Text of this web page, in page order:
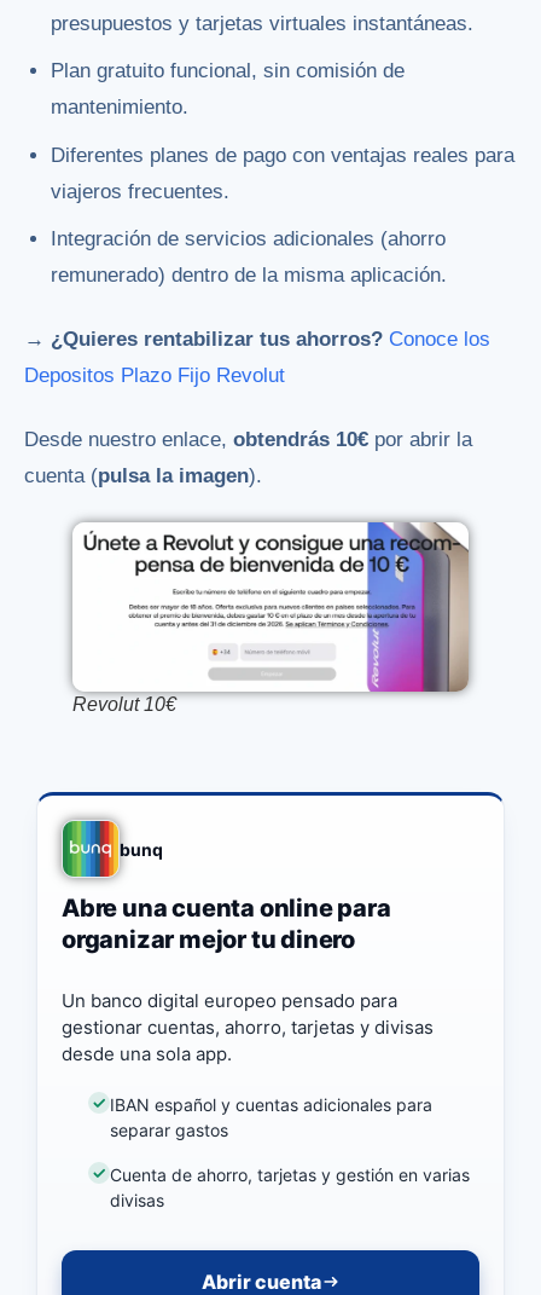
presupuestos y tarjetas virtuales instantáneas.
Plan gratuito funcional, sin comisión de
mantenimiento.
Diferentes planes de pago con ventajas reales para
viajeros frecuentes.
Integración de servicios adicionales (ahorro
remunerado) dentro de la misma aplicación.
→ ¿Quieres rentabilizar tus ahorros? Conoce los
Depositos Plazo Fijo Revolut
Desde nuestro enlace, obtendrás 10€ por abrir la
cuenta (pulsa la imagen).
Revolut 10€
bunq
Abre una cuenta online para
organizar mejor tu dinero
Un banco digital europeo pensado para
gestionar cuentas, ahorro, tarjetas y divisas
desde una sola app.
IBAN español y cuentas adicionales para
separar gastos
Cuenta de ahorro, tarjetas y gestión en varias
divisas
Abrir cuenta